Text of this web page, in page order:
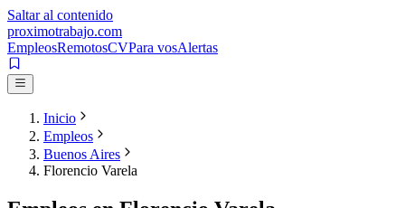
Saltar al contenido
proximotrabajo.com
EmpleosRemotosCVPara vosAlertas
Inicio
Empleos
Buenos Aires
Florencio Varela